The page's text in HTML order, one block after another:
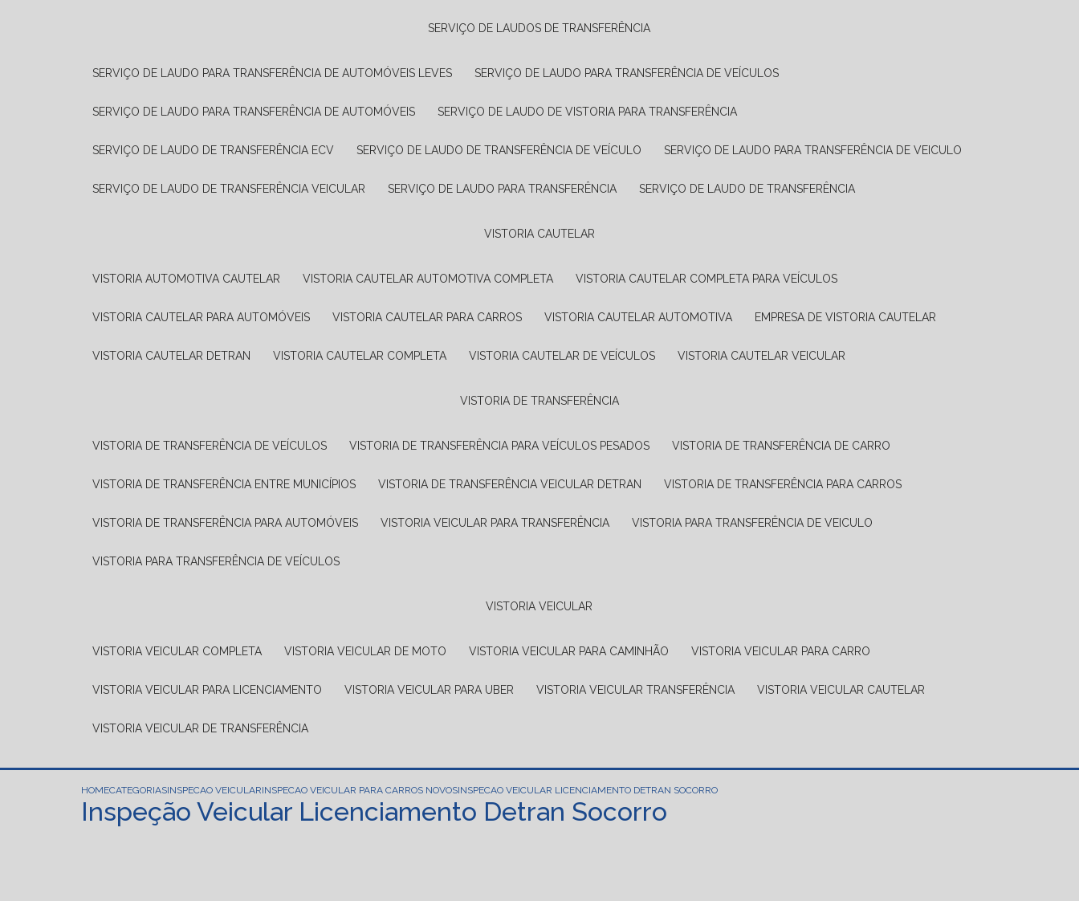
SERVIÇO DE LAUDOS DE TRANSFERÊNCIA
SERVIÇO DE LAUDO PARA TRANSFERÊNCIA DE AUTOMÓVEIS LEVES SERVIÇO DE LAUDO PARA TRANSFERÊNCIA DE VEÍCULOS
SERVIÇO DE LAUDO PARA TRANSFERÊNCIA DE AUTOMÓVEIS SERVIÇO DE LAUDO DE VISTORIA PARA TRANSFERÊNCIA
SERVIÇO DE LAUDO DE TRANSFERÊNCIA ECV SERVIÇO DE LAUDO DE TRANSFERÊNCIA DE VEÍCULO SERVIÇO DE LAUDO PARA TRANSFERÊNCIA DE VEICULO
SERVIÇO DE LAUDO DE TRANSFERÊNCIA VEICULAR SERVIÇO DE LAUDO PARA TRANSFERÊNCIA SERVIÇO DE LAUDO DE TRANSFERÊNCIA
VISTORIA CAUTELAR
VISTORIA AUTOMOTIVA CAUTELAR VISTORIA CAUTELAR AUTOMOTIVA COMPLETA VISTORIA CAUTELAR COMPLETA PARA VEÍCULOS
VISTORIA CAUTELAR PARA AUTOMÓVEIS VISTORIA CAUTELAR PARA CARROS VISTORIA CAUTELAR AUTOMOTIVA EMPRESA DE VISTORIA CAUTELAR
VISTORIA CAUTELAR DETRAN VISTORIA CAUTELAR COMPLETA VISTORIA CAUTELAR DE VEÍCULOS VISTORIA CAUTELAR VEICULAR
VISTORIA DE TRANSFERÊNCIA
VISTORIA DE TRANSFERÊNCIA DE VEÍCULOS VISTORIA DE TRANSFERÊNCIA PARA VEÍCULOS PESADOS VISTORIA DE TRANSFERÊNCIA DE CARRO
VISTORIA DE TRANSFERÊNCIA ENTRE MUNICÍPIOS VISTORIA DE TRANSFERÊNCIA VEICULAR DETRAN VISTORIA DE TRANSFERÊNCIA PARA CARROS
VISTORIA DE TRANSFERÊNCIA PARA AUTOMÓVEIS VISTORIA VEICULAR PARA TRANSFERÊNCIA VISTORIA PARA TRANSFERÊNCIA DE VEICULO
VISTORIA PARA TRANSFERÊNCIA DE VEÍCULOS
VISTORIA VEICULAR
VISTORIA VEICULAR COMPLETA VISTORIA VEICULAR DE MOTO VISTORIA VEICULAR PARA CAMINHÃO VISTORIA VEICULAR PARA CARRO
VISTORIA VEICULAR PARA LICENCIAMENTO VISTORIA VEICULAR PARA UBER VISTORIA VEICULAR TRANSFERÊNCIA VISTORIA VEICULAR CAUTELAR
VISTORIA VEICULAR DE TRANSFERÊNCIA
HOMECATEGORIASINSPECAO VEICULARINSPECAO VEICULAR PARA CARROS NOVOSINSPECAO VEICULAR LICENCIAMENTO DETRAN SOCORRO
Inspeção Veicular Licenciamento Detran Socorro